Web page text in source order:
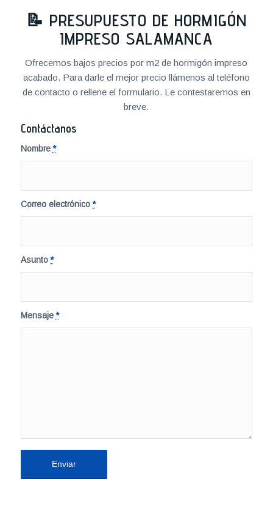
📝 PRESUPUESTO DE HORMIGÓN
IMPRESO SALAMANCA
Ofrecemos bajos precios por m2 de hormigón impreso
acabado. Para darle el mejor precio llámenos al teléfono
de contacto o rellene el formulario. Le contestaremos en
breve.
Contáctanos
Nombre*
Correo electrónico*
Asunto*
Mensaje*